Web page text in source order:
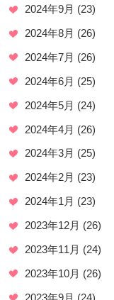
2024年9月 (23)
2024年8月 (26)
2024年7月 (26)
2024年6月 (25)
2024年5月 (24)
2024年4月 (26)
2024年3月 (25)
2024年2月 (23)
2024年1月 (23)
2023年12月 (26)
2023年11月 (24)
2023年10月 (26)
2023年9月 (24)